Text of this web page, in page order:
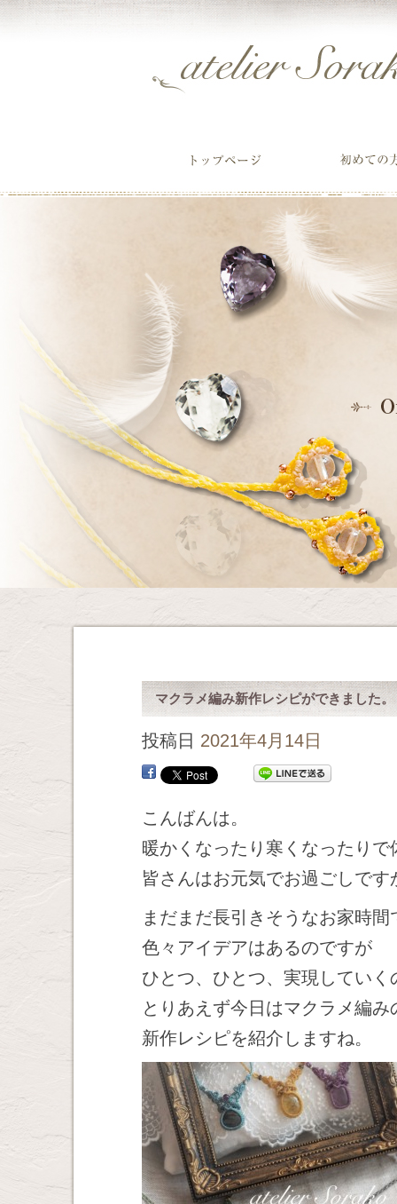
マクラメ編み新作レシピができました。
投稿日 2021年4月14日
こんばんは。
暖かくなったり寒くなったり
皆さんはお元気でお過ごしです
まだまだ長引きそうなお家時
色々アイデアはあるのですが
ひとつ、ひとつ、実現してい
とりあえず今日はマクラメ編
新作レシピを紹介しますね。